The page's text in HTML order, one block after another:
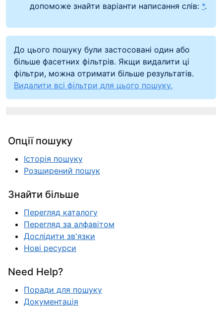
допоможе знайти варіанти написання слів: *.
До цього пошуку були застосовані один або
більше фасетних фільтрів. Якщи видалити ці
фільтри, можна отримати більше результатів.
Видалити всі фільтри для цього пошуку.
Опції пошуку
Історія пошуку
Розширений пошук
Знайти більше
Перегляд каталогу
Перегляд за алфавітом
Дослідити зв'язки
Нові ресурси
Need Help?
Поради для пошуку
Документація